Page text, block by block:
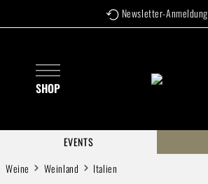
Zum Hauptinhalt springen Newsletter-Anmeldung
SHOP
EVENTS
Weine
Weinland Italien